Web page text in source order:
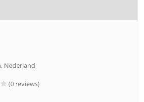
Nederland
(0 reviews)